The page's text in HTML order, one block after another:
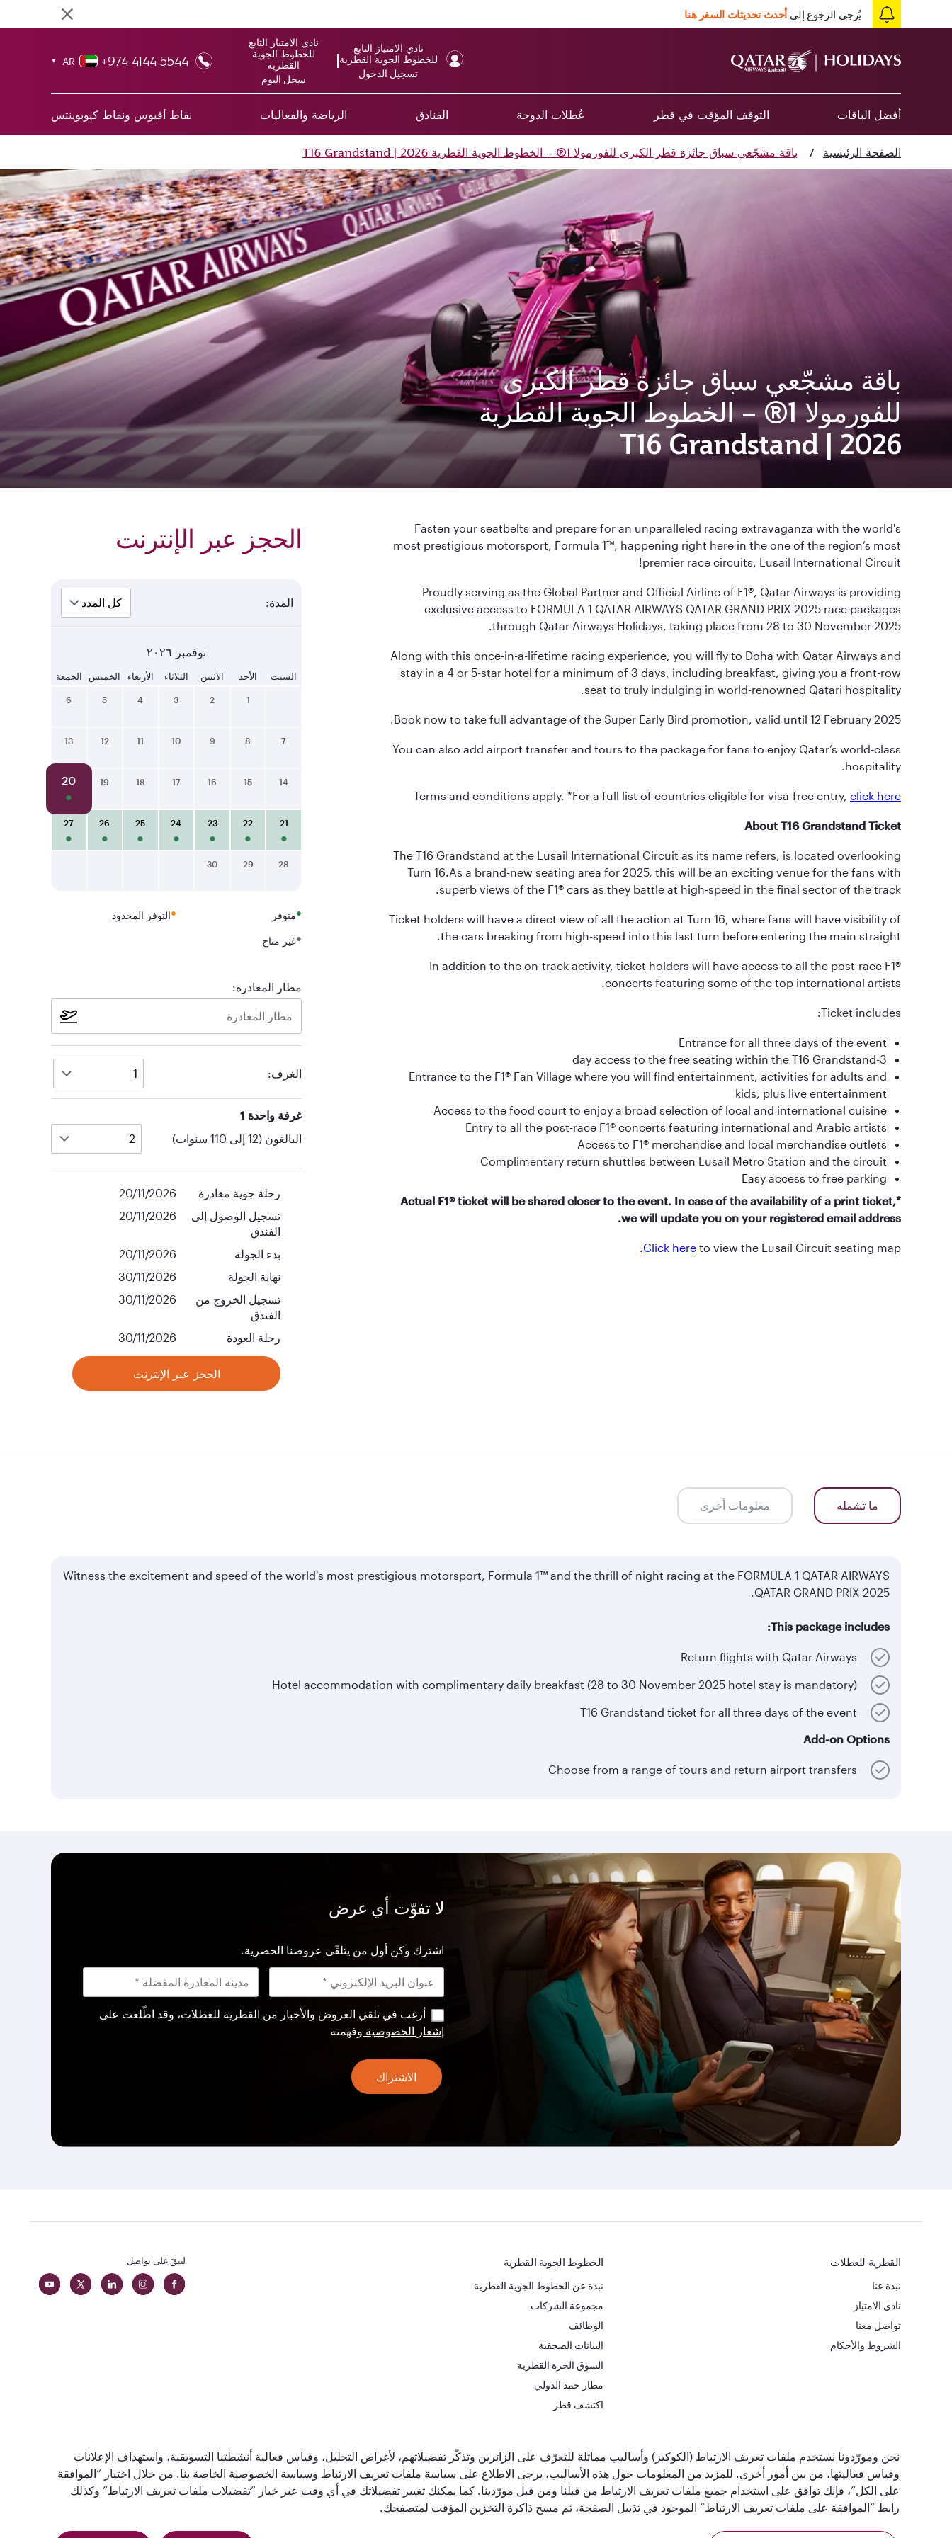
يُرجى الرجوع إلى أحدث تحديثات السفر هنا
نادي الامتياز التابع
للخطوط الجوية القطرية
تسجيل الدخول
نادي الامتياز التابع
للخطوط الجوية
القطرية
سجل اليوم
+974 4144 5544
AR
▼
أفضل الباقات التوقف المؤقت في قطر عُطلات الدوحة الفنادق الرياضة والفعاليات نقاط أفيوس ونقاط كيوبوينتس
الصفحة الرئيسية / باقة مشجّعي سباق جائزة قطر الكبرى للفورمولا 1® – الخطوط الجوية القطرية 2026 | T16 Grandstand
باقة مشجّعي سباق جائزة قطر الكبرى
للفورمولا 1® – الخطوط الجوية القطرية
2026 | T16 Grandstand
Fasten your seatbelts and prepare for an unparalleled racing extravaganza with the world's
most prestigious motorsport, Formula 1™, happening right here in the one of the region’s most
premier race circuits, Lusail International Circuit!
Proudly serving as the Global Partner and Official Airline of F1®, Qatar Airways is providing
exclusive access to FORMULA 1 QATAR AIRWAYS QATAR GRAND PRIX 2025 race packages
through Qatar Airways Holidays, taking place from 28 to 30 November 2025.
Along with this once-in-a-lifetime racing experience, you will fly to Doha with Qatar Airways and
stay in a 4 or 5-star hotel for a minimum of 3 days, including breakfast, giving you a front-row
seat to truly indulging in world-renowned Qatari hospitality.
Book now to take full advantage of the Super Early Bird promotion, valid until 12 February 2025.
You can also add airport transfer and tours to the package for fans to enjoy Qatar’s world-class
hospitality.
Terms and conditions apply. *For a full list of countries eligible for visa-free entry, click here
About T16 Grandstand Ticket
The T16 Grandstand at the Lusail International Circuit as its name refers, is located overlooking
Turn 16.As a brand-new seating area for 2025, this will be an exciting venue for the fans with
superb views of the F1® cars as they battle at high-speed in the final sector of the track.
Ticket holders will have a direct view of all the action at Turn 16, where fans will have visibility of
the cars breaking from high-speed into this last turn before entering the main straight.
In addition to the on-track activity, ticket holders will have access to all the post-race F1®
concerts featuring some of the top international artists.
Ticket includes:
Entrance for all three days of the event
3-day access to the free seating within the T16 Grandstand
Entrance to the F1® Fan Village where you will find entertainment, activities for adults and
kids, plus live entertainment
Access to the food court to enjoy a broad selection of local and international cuisine
Entry to all the post-race F1® concerts featuring international and Arabic artists
Access to F1® merchandise and local merchandise outlets
Complimentary return shuttles between Lusail Metro Station and the circuit
Easy access to free parking
*Actual F1® ticket will be shared closer to the event. In case of the availability of a print ticket,
we will update you on your registered email address.
Click here to view the Lusail Circuit seating map.
الحجز عبر الإنترنت
المدة:
نوفمبر ٢٠٢٦
السبت الأحد الاثنين الثلاثاء الأربعاء الخميس الجمعة
1
2
3
4
5
6
7
8
9
10
11
12
13
14
15
16
17
18
19
20
21
22
23
24
25
26
27
28
29
30
•متوفر •التوفر المحدود
•غير متاح
مطار المغادرة:
الغرف:
غرفة واحدة 1
البالغون (12 إلى 110 سنوات)
رحلة جوية مغادرة
20/11/2026
تسجيل الوصول إلى
الفندق
20/11/2026
بدء الجولة
20/11/2026
نهاية الجولة
30/11/2026
تسجيل الخروج من
الفندق
30/11/2026
رحلة العودة 30/11/2026
الحجز عبر الإنترنت
ما تشمله معلومات أخرى
Witness the excitement and speed of the world's most prestigious motorsport, Formula 1™ and the thrill of night racing at the FORMULA 1 QATAR AIRWAYS
QATAR GRAND PRIX 2025.
This package includes:
Add-on Options
لا تفوّت أي عرض
اشترك وكن أول من يتلقّى عروضنا الحصرية.
أرغب في تلقي العروض والأخبار من القطرية للعطلات، وقد اطّلعت على
إشعار الخصوصية وفهمته
الاشتراك
القطرية للعطلات
نبذة عنا
نادي الامتياز
تواصل معنا
الشروط والأحكام
الخطوط الجوية القطرية
نبذة عن الخطوط الجوية القطرية
مجموعة الشركات
الوظائف
البيانات الصحفية
السوق الحرة القطرية
مطار حمد الدولي
اكتشف قطر
لنبقَ على تواصل
أفضل شركة طيران في
العالم
أفضل درجة رجال أعمال
في العالم
أفضل صالة لدرجة رجال
الأعمال في العالم
أفضل شركة طيران في
الشرق الأوسط
نحن ومورّدونا نستخدم ملفات تعريف الارتباط (الكوكيز) وأساليب مماثلة للتعرّف على الزائرين وتذكّر تفضيلاتهم، لأغراض التحليل، وقياس فعالية أنشطتنا التسويقية، واستهداف الإعلانات
وقياس فعاليتها، من بين أمور أخرى. للمزيد من المعلومات حول هذه الأساليب، يرجى الاطلاع على سياسة ملفات تعريف الارتباط وسياسة الخصوصية الخاصة بنا. من خلال اختيار “الموافقة
على الكل”، فإنك توافق على استخدام جميع ملفات تعريف الارتباط من قبلنا ومن قبل مورّدينا. كما يمكنك تغيير تفضيلاتك في أي وقت عبر خيار “تفضيلات ملفات تعريف الارتباط” وكذلك
رابط “الموافقة على ملفات تعريف الارتباط” الموجود في تذييل الصفحة، ثم مسح ذاكرة التخزين المؤقت لمتصفحك.